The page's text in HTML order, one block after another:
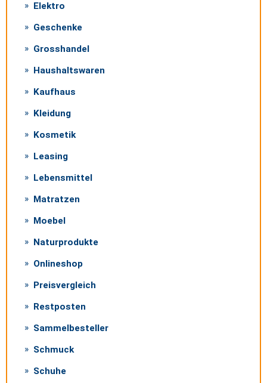
Elektro
Geschenke
Grosshandel
Haushaltswaren
Kaufhaus
Kleidung
Kosmetik
Leasing
Lebensmittel
Matratzen
Moebel
Naturprodukte
Onlineshop
Preisvergleich
Restposten
Sammelbesteller
Schmuck
Schuhe